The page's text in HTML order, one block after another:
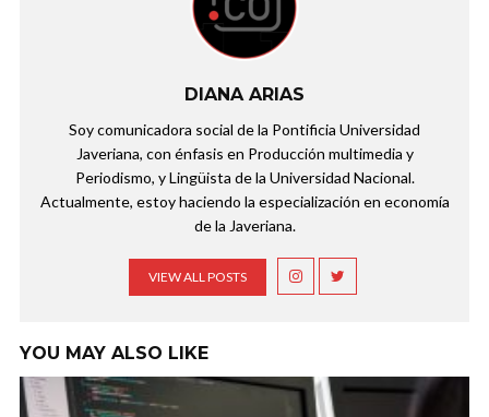
DIANA ARIAS
Soy comunicadora social de la Pontificia Universidad
Javeriana, con énfasis en Producción multimedia y
Periodismo, y Lingüista de la Universidad Nacional.
Actualmente, estoy haciendo la especialización en economía
de la Javeriana.
VIEW ALL POSTS
YOU MAY ALSO LIKE